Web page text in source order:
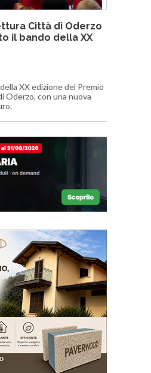
Città di Oderzo
il bando della XX
XX edizione del Premio
con una nuova